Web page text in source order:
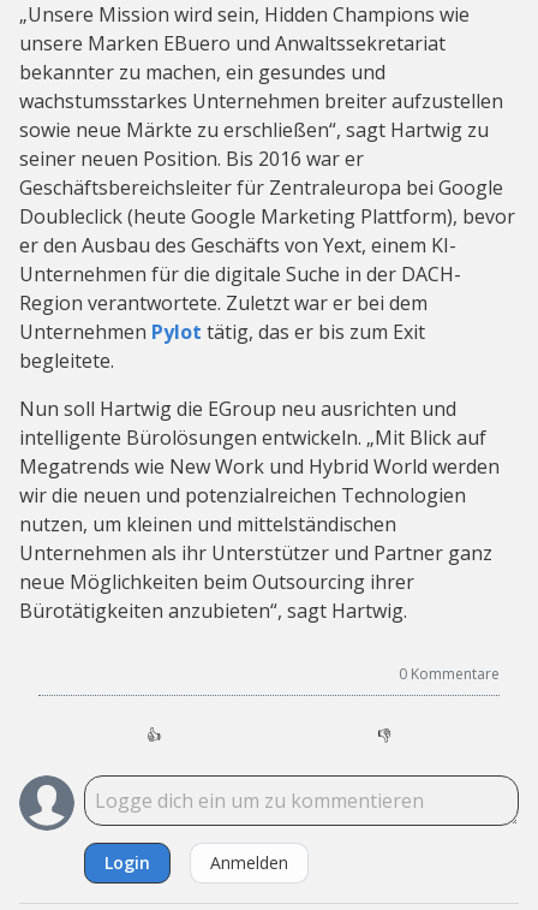
„Unsere Mission wird sein, Hidden Champions wie
unsere Marken EBuero und Anwaltssekretariat
bekannter zu machen, ein gesundes und
wachstumsstarkes Unternehmen breiter aufzustellen
sowie neue Märkte zu erschließen“, sagt Hartwig zu
seiner neuen Position. Bis 2016 war er
Geschäftsbereichsleiter für Zentraleuropa bei Google
Doubleclick (heute Google Marketing Plattform), bevor
er den Ausbau des Geschäfts von Yext, einem KI-
Unternehmen für die digitale Suche in der DACH-
Region verantwortete. Zuletzt war er bei dem
Unternehmen Pylot tätig, das er bis zum Exit
begleitete.
Nun soll Hartwig die EGroup neu ausrichten und
intelligente Bürolösungen entwickeln. „Mit Blick auf
Megatrends wie New Work und Hybrid World werden
wir die neuen und potenzialreichen Technologien
nutzen, um kleinen und mittelständischen
Unternehmen als ihr Unterstützer und Partner ganz
neue Möglichkeiten beim Outsourcing ihrer
Bürotätigkeiten anzubieten“, sagt Hartwig.
0 Kommentare
👍 👎
Login Anmelden